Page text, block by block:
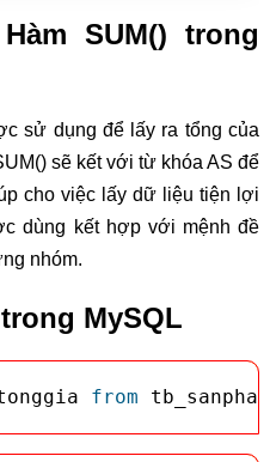
SUM() trong
sử dụng để lấy ra tổng của
sẽ kết với từ khóa AS để
cho việc lấy dữ liệu tiện lợi
dùng kết hợp với mệnh đề
nhóm.
MySQL
from tb_sanpham